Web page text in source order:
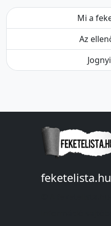
Mi a
Az
feketelista.hu